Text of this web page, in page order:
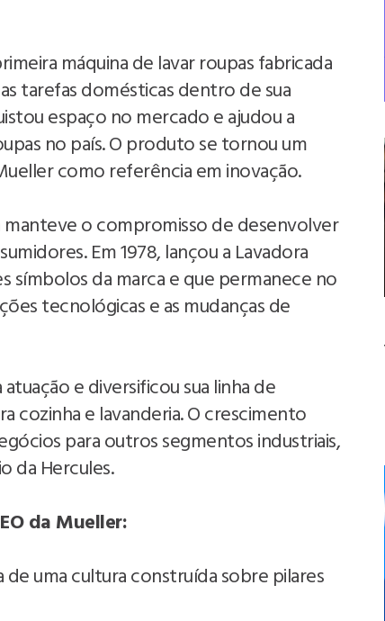
máquina de lavar roupas fabricada
tarefas domésticas dentro de sua
espaço no mercado e ajudou a
no país. O produto se tornou um
como referência em inovação.
manteve o compromisso de desenvolver
Em 1978, lançou a Lavadora
símbolos da marca e que permanece no
tecnológicas e as mudanças de
e diversificou sua linha de
cozinha e lavanderia. O crescimento
para outros segmentos industriais,
da Hercules.
da Mueller:
uma cultura construída sobre pilares